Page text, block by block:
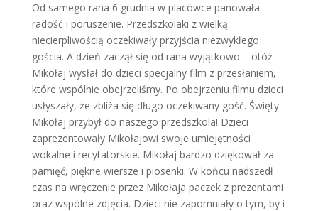
Od samego rana 6 grudnia w placówce panowała
radość i poruszenie. Przedszkolaki z wielką
niecierpliwością oczekiwały przyjścia niezwykłego
gościa. A dzień zaczął się od rana wyjątkowo – otóż
Mikołaj wysłał do dzieci specjalny film z przesłaniem,
które wspólnie obejrzeliśmy. Po obejrzeniu filmu dzieci
usłyszały, że zbliża się długo oczekiwany gość. Święty
Mikołaj przybył do naszego przedszkola! Dzieci
zaprezentowały Mikołajowi swoje umiejętności
wokalne i recytatorskie. Mikołaj bardzo dziękował za
pamięć, piękne wiersze i piosenki. W końcu nadszedł
czas na wręczenie przez Mikołaja paczek z prezentami
oraz wspólne zdjęcia. Dzieci nie zapomniały o tym, by i